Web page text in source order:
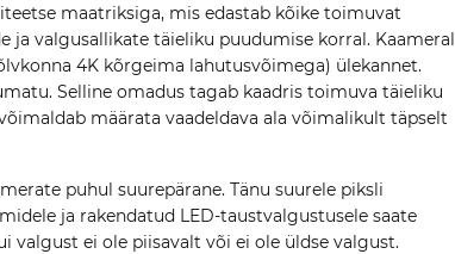
maatriksiga, mis edastab kõike toimuvat
ja valgusallikate täieliku puudumise korral. Kaameral
4K kõrgeima lahutusvõimega) ülekannet.
Selline omadus tagab kaadris toimuva täieliku
määrata vaadeldava ala võimalikult täpselt
puhul suurepärane. Tänu suurele piksli
ja rakendatud LED-taustvalgustusele saate
valgust ei ole piisavalt või ei ole üldse valgust.